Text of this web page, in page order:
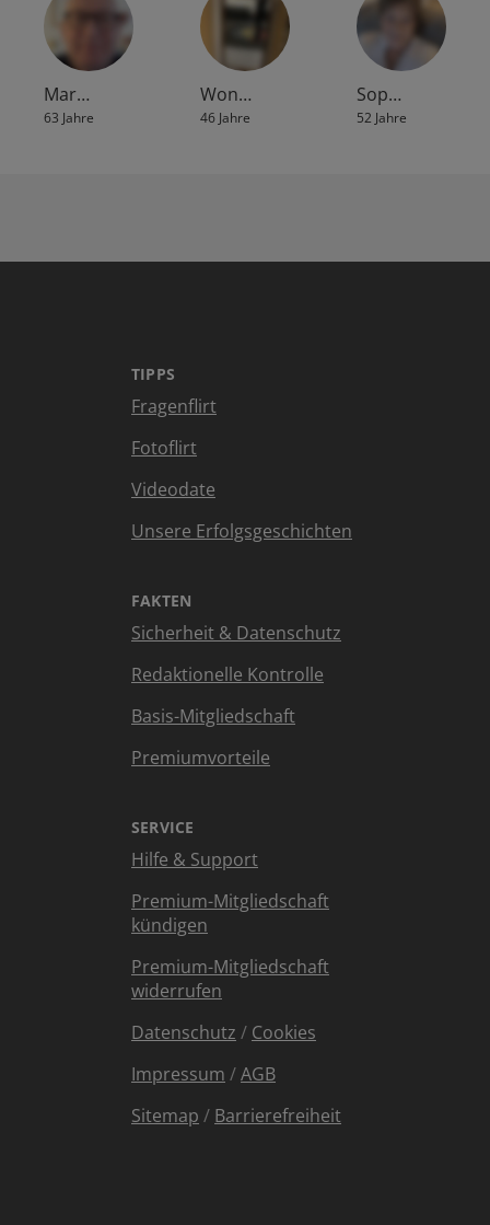
Mar…
63 Jahre
Won…
46 Jahre
Sop…
52 Jahre
TIPPS
Fragenflirt
Fotoflirt
Videodate
Unsere Erfolgsgeschichten
FAKTEN
Sicherheit & Datenschutz
Redaktionelle Kontrolle
Basis-Mitgliedschaft
Premiumvorteile
SERVICE
Hilfe & Support
Premium-Mitgliedschaft
kündigen
Premium-Mitgliedschaft
widerrufen
Datenschutz / Cookies
Impressum /AGB
Sitemap / Barrierefreiheit